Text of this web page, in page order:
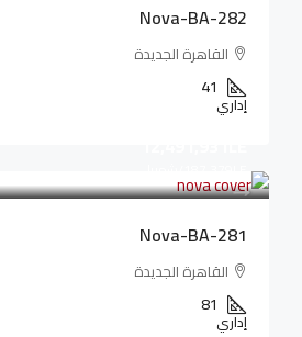
Nova-BA-282
القاهرة الجديدة
41
إداري
Nova-BA-281
القاهرة الجديدة
81
إداري